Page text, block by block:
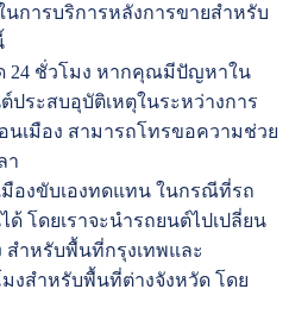
การบริการหลังการขายสำหรับ
ด 24 ชั่วโมง หากคุณมีปัญหาใน
ประสบอุบัติเหตุในระหว่างการ
นเมือง สามารถโทรขอความช่วย
า
องขับเองทดแทน ในกรณีที่รถ
ด้ โดยเราจะนำรถยนต์ไปเปลี่ยน
ำหรับพื้นที่กรุงเทพและ
งสำหรับพื้นที่ต่างจังหวัด โดย